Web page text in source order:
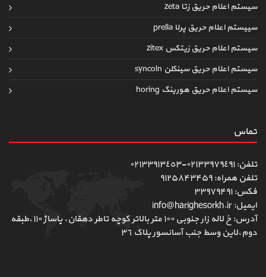
سیستم اعلام حریق زتا zeta
سییستم اعلام حریق پرلا prella
سیستم اعلام حریق زیتکس zitex
سیستم اعلام حریق سینکلن syncoln
سیستم اعلام حریق هورینگ horing
تماس
تلفن: ٠٢١٣٣٩٧٩٤٩١-٠٢١٣٣٩١٣٤٥٣
تلفن همراه: ۹۱۲۵۸۴۳۴۵۹
فکس: ۳۳۹۷۹۴۹۱
ایمیل: info@harighesorkh.ir
آدرس: خ لاله زار جنوبی ١٠٠ متر بالاتر کوچه تاطر دهقان، پاساژ ١١٠،طبقه
دوم،لاین وسط جنب آسانسور پلاک ٣٦